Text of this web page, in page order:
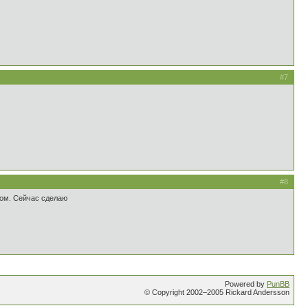
#7
#8
Сейчас сделаю
Powered by PunBB
© Copyright 2002–2005 Rickard Andersson